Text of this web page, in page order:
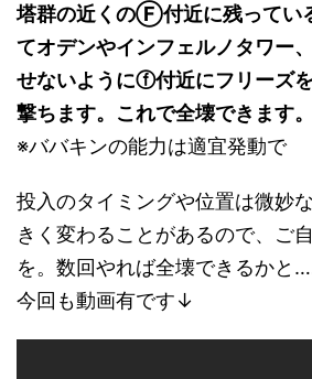
塔群の近くのⒻ付近に残ってい
てオデンやインフェルノタワー
せないようにⓕ付近にフリーズ
撃ちます。これで全壊できます。
※ババキンの能力は適宜発動で
投入のタイミングや位置は微妙
きく変わることがあるので、ご
を。数回やれば全壊できるかと
今回も動画有です↓